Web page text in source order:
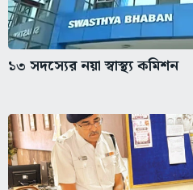
১৩ সদস্যের নয়া স্বাস্থ্য কমিশন